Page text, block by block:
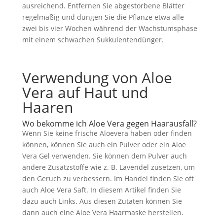
ausreichend. Entfernen Sie abgestorbene Blätter
regelmäßig und düngen Sie die Pflanze etwa alle
zwei bis vier Wochen während der Wachstumsphase
mit einem schwachen Sukkulentendünger.
Verwendung von Aloe
Vera auf Haut und
Haaren
Wo bekomme ich Aloe Vera gegen Haarausfall?
Wenn Sie keine frische Aloevera haben oder finden
können, können Sie auch ein Pulver oder ein Aloe
Vera Gel verwenden. Sie können dem Pulver auch
andere Zusatzstoffe wie z. B. Lavendel zusetzen, um
den Geruch zu verbessern. Im Handel finden Sie oft
auch Aloe Vera Saft. In diesem Artikel finden Sie
dazu auch Links. Aus diesen Zutaten können Sie
dann auch eine Aloe Vera Haarmaske herstellen.